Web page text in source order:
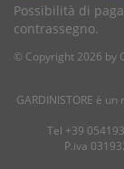
Possibilità di
contrassegno.
© Copyright 2026 by
GARDINISTORE è
Tel +39
P.iva